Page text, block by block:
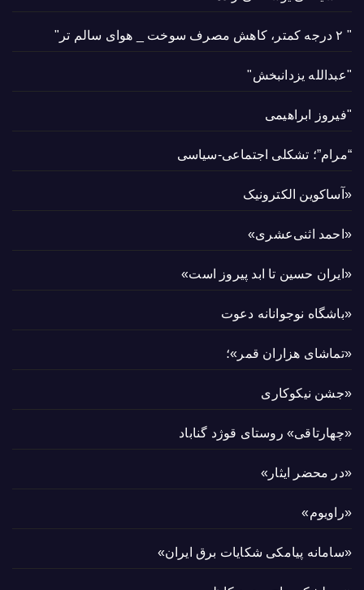
" ۲ درجه کمتر، کاهش مصرف سوخت _ هوای سالم تر"
"عبدالله یزدانبخش"
"فیروز ابراهیمی
“مرام”؛ تشکلی اجتماعی-سیاسی
«آساکوین الکترونیک
«احمد اثنی‌عشری»
«ایران حسین تا ابد پیروز است»
«باشگاه نوجوانانه دعوت
«تماشای هزاران قمر»؛
«جشن نیکوکاری
«چهارتاقی» روستای قوژد گناباد
«در محضر ایثار»
«راویوم»
«سامانه پیامکی شکایات برق ایران»